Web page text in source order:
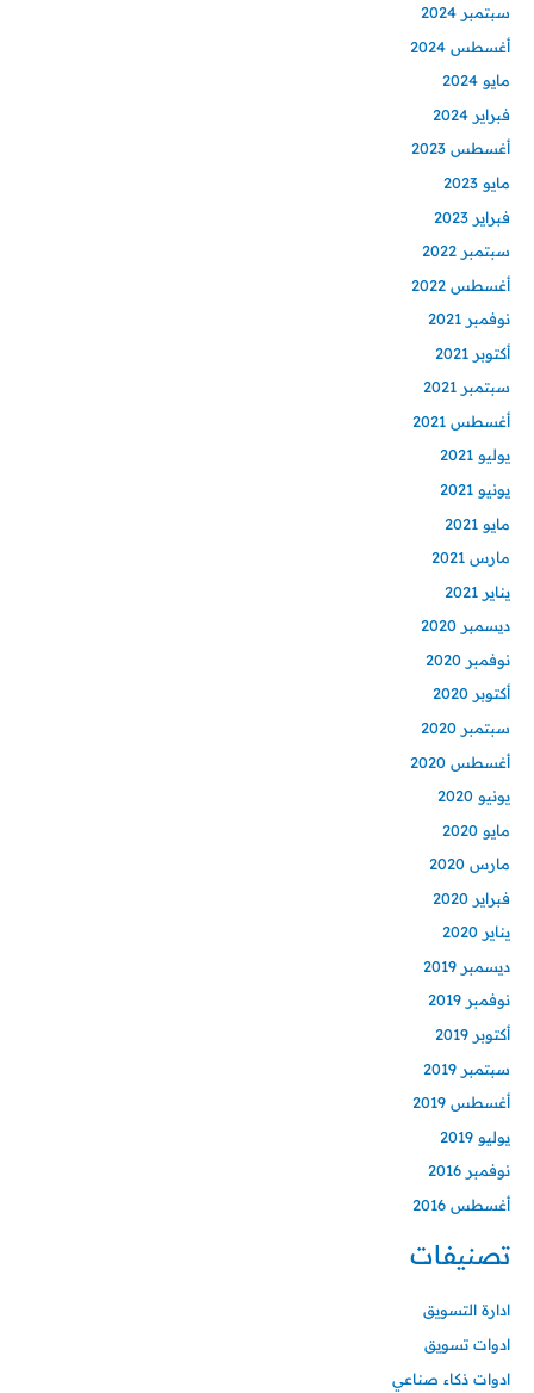
سبتمبر 2024
أغسطس 2024
مايو 2024
فبراير 2024
أغسطس 2023
مايو 2023
فبراير 2023
سبتمبر 2022
أغسطس 2022
نوفمبر 2021
أكتوبر 2021
سبتمبر 2021
أغسطس 2021
يوليو 2021
يونيو 2021
مايو 2021
مارس 2021
يناير 2021
ديسمبر 2020
نوفمبر 2020
أكتوبر 2020
سبتمبر 2020
أغسطس 2020
يونيو 2020
مايو 2020
مارس 2020
فبراير 2020
يناير 2020
ديسمبر 2019
نوفمبر 2019
أكتوبر 2019
سبتمبر 2019
أغسطس 2019
يوليو 2019
نوفمبر 2016
أغسطس 2016
تصنيفات
ادارة التسويق
ادوات تسويق
ادوات ذكاء صناعي